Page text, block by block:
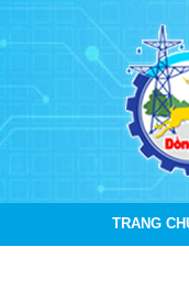
TRANG